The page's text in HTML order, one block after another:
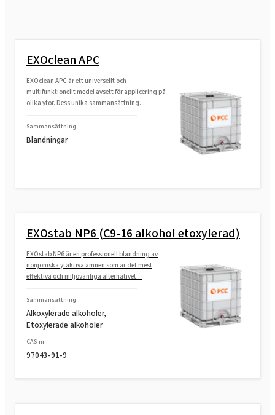
EXOclean APC
EXOclean APC är ett universellt och
multifunktionellt medel avsett för applicering på
olika ytor. Dess unika sammansättning...
Sammansättning
Blandningar
EXOstab NP6 (C9-16 alkohol etoxylerad)
EXOstab NP6 är en professionell blandning av
nonjoniska ytaktiva ämnen som är det mest
effektiva och miljövänliga alternativet...
Sammansättning
Alkoxylerade alkoholer,
Etoxylerade alkoholer
CAS-nr.
97043-91-9